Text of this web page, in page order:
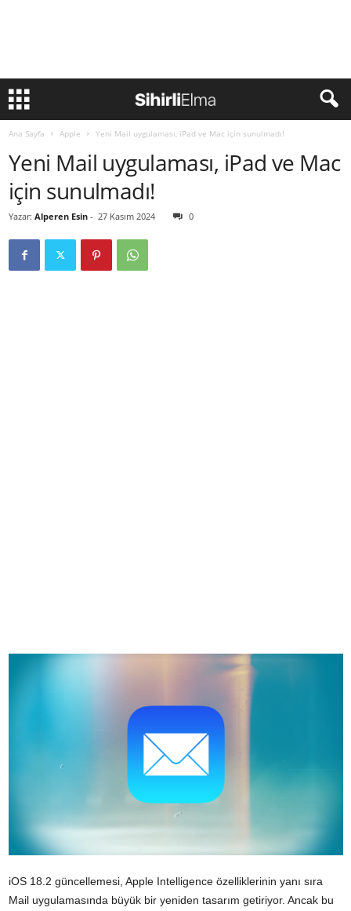
Ana Sayfa Apple Yeni Mail uygulaması, iPad ve Mac için sunulmadı!
Yeni Mail uygulaması, iPad ve Mac
için sunulmadı!
Yazar: Alperen Esin - 27 Kasım 2024 0
iOS 18.2 güncellemesi, Apple Intelligence özelliklerinin yanı sıra
Mail uygulamasında büyük bir yeniden tasarım getiriyor. Ancak bu